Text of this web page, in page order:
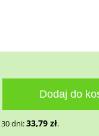
Dodaj do
dni:33,79 zł.